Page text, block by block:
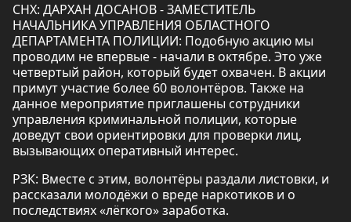
СНХ: ДАРХАН ДОСАНОВ - ЗАМЕСТИТЕЛЬ
НАЧАЛЬНИКА УПРАВЛЕНИЯ ОБЛАСТНОГО
ДЕПАРТАМЕНТА ПОЛИЦИИ: Подобную акцию мы
проводим не впервые - начали в октябре. Это уже
четвертый район, который будет охвачен. В акции
примут участие более 60 волонтёров. Также на
данное мероприятие приглашены сотрудники
управления криминальной полиции, которые
доведут свои ориентировки для проверки лиц,
вызывающих оперативный интерес.
РЗК: Вместе с этим, волонтёры раздали листовки, и
рассказали молодёжи о вреде наркотиков и о
последствиях «лёгкого» заработка.